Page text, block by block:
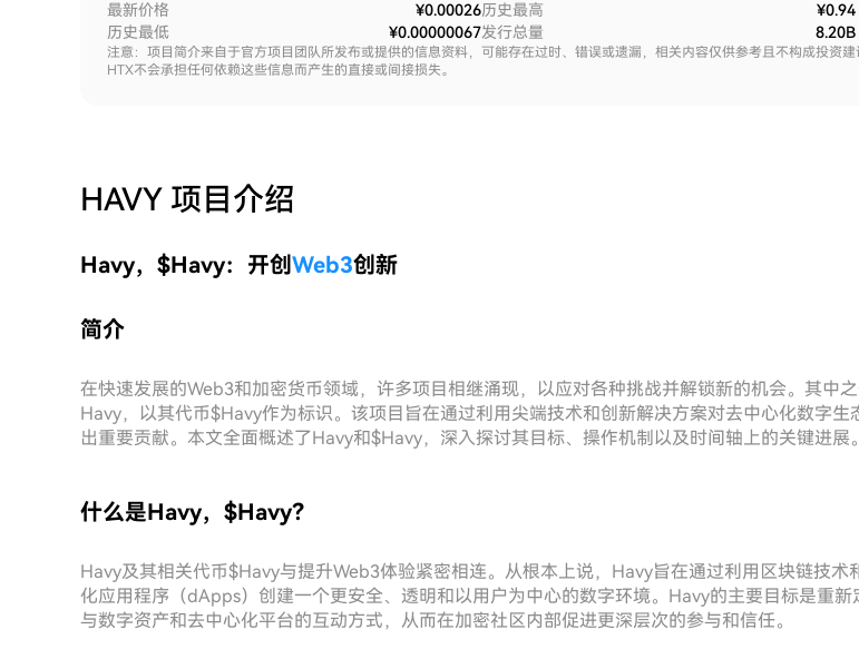
最新价格
¥0.00026
历史最低
¥0.00000067
历史最高
¥0.94
发行总量
8.20B
注意：项目简介来自于官方项目团队所发布或提供的信息资料，可能存在过时、错误或遗漏，相关内容仅供参考且不构成投资建
HTX不会承担任何依赖这些信息而产生的直接或间接损失。
HAVY 项目介绍
Havy，$Havy：开创Web3创新
简介
在快速发展的Web3和加密货币领域，许多项目相继涌现，以应对各种挑战并解锁新的机会。其中
Havy，以其代币$Havy作为标识。该项目旨在通过利用尖端技术和创新解决方案对去中心化数字生
出重要贡献。本文全面概述了Havy和$Havy，深入探讨其目标、操作机制以及时间轴上的关键进展。
什么是Havy，$Havy？
Havy及其相关代币$Havy与提升Web3体验紧密相连。从根本上说，Havy旨在通过利用区块链技术
化应用程序（dApps）创建一个更安全、透明和以用户为中心的数字环境。Havy的主要目标是重新
与数字资产和去中心化平台的互动方式，从而在加密社区内部促进更深层次的参与和信任。